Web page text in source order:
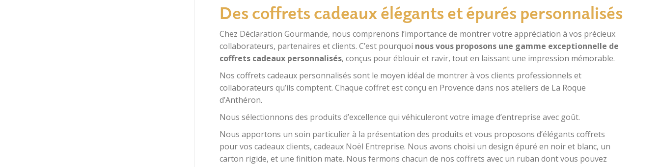
Des coffrets cadeaux élégants et épurés personnalisés
Chez Déclaration Gourmande, nous comprenons l’importance de montrer votre appréciation à vos précieux
collaborateurs, partenaires et clients. C’est pourquoi nous vous proposons une gamme exceptionnelle de
coffrets cadeaux personnalisés, conçus pour éblouir et ravir, tout en laissant une impression mémorable.
Nos coffrets cadeaux personnalisés sont le moyen idéal de montrer à vos clients professionnels et
collaborateurs qu’ils comptent. Chaque coffret est conçu en Provence dans nos ateliers de La Roque
d’Anthéron.
Nous sélectionnons des produits d’excellence qui véhiculeront votre image d’entreprise avec goût.
Nous apportons un soin particulier à la présentation des produits et vous proposons d’élégants coffrets
pour vos cadeaux clients, cadeaux Noël Entreprise. Nous avons choisi un design épuré en noir et blanc, un
carton rigide, et une finition mate. Nous fermons chacun de nos coffrets avec un ruban dont vous pouvez